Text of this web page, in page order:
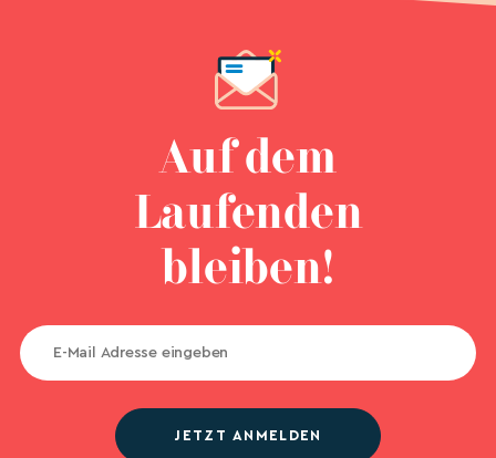
Auf dem
Laufenden
bleiben!
JETZT ANMELDEN